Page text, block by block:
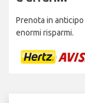
Prenota in anticipo
enormi risparmi.